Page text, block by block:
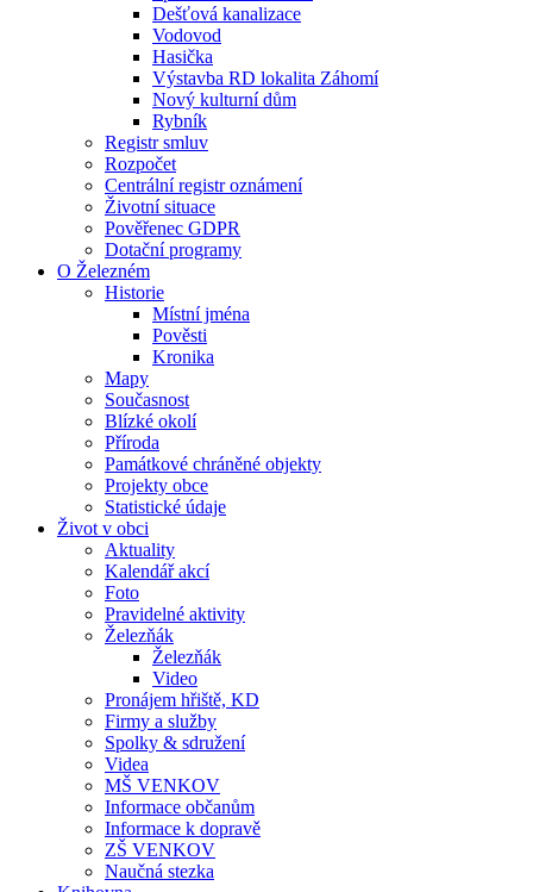
Dešťová kanalizace
Vodovod
Hasička
Výstavba RD lokalita Záhomí
Nový kulturní dům
Rybník
Registr smluv
Rozpočet
Centrální registr oznámení
Životní situace
Pověřenec GDPR
Dotační programy
O Železném
Historie
Místní jména
Pověsti
Kronika
Mapy
Současnost
Blízké okolí
Příroda
Památkové chráněné objekty
Projekty obce
Statistické údaje
Život v obci
Aktuality
Kalendář akcí
Foto
Pravidelné aktivity
Železňák
Železňák
Video
Pronájem hřiště, KD
Firmy a služby
Spolky & sdružení
Videa
MŠ VENKOV
Informace občanům
Informace k dopravě
ZŠ VENKOV
Naučná stezka